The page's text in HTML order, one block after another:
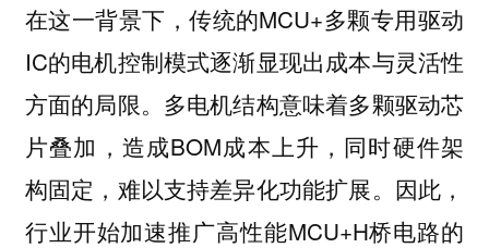
在这一背景下，传统的MCU+多颗专用驱动
IC的电机控制模式逐渐显现出成本与灵活性
方面的局限。多电机结构意味着多颗驱动芯
片叠加，造成BOM成本上升，同时硬件架
构固定，难以支持差异化功能扩展。因此，
行业开始加速推广高性能MCU+H桥电路的